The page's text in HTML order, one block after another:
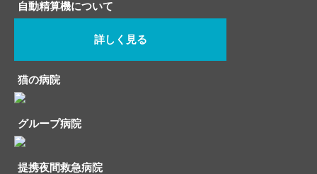
自動精算機について
詳しく見る
猫の病院
グループ病院
提携夜間救急病院